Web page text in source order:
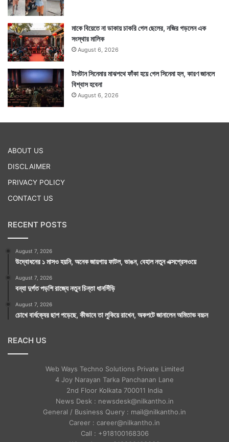
মাকে বিয়েতে না ডাকায় চাকরি গেল ছেলের, নজির গড়লেন এক
সংস্থার মালিক
August 6, 2026
টানটান সিনেমার মাঝপথে ফাঁকা হয়ে গেল সিনেমা হল, কারণ জানলে
বিশ্বাস হবেনা
August 6, 2026
ABOUT US
DISCLAIMER
PRIVACY POLICY
CONTACT US
RECENT POSTS
August 7, 2026
উদ্বোধনের ১ মাসও হয়নি, অনেক জায়গায় ফাটল, ভাঙন, বেহাল নতুন এক্সপ্রেসওয়ে
August 7, 2026
বন্যা দুর্গত পড়শি রাজ্যে নতুন চিন্তা ধানসিঁড়ি
August 7, 2026
চোখে বার্ধক্যের ছাপ পড়েছে, কীভাবে তা লুকিয়ে রাখেন, অকপটে জানালেন অমিতাভ বচ্চন
REACH US
Web Ways Techno Solutions Private Limited
4 Joy Narayan Tarka Panchanan Lane
2nd Floor Kolkata 700011 India
News Desk : newsdesk@nilkantho.in
General / Business Query : mail@nilkantho.in
Career : career@nilkantho.in
Call : +918100168306